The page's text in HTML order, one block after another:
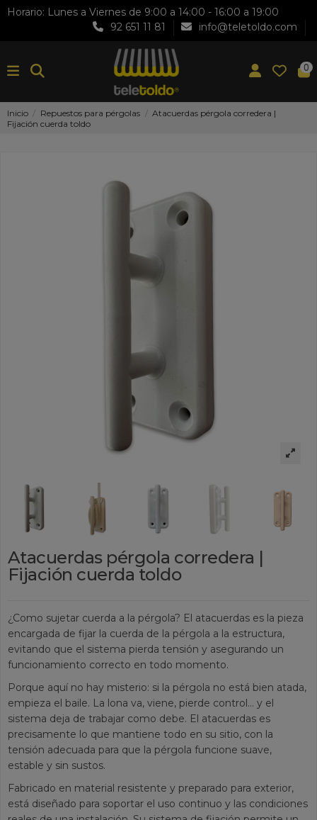
Horario: Lunes a Viernes de 9:00 a 14:00 - 16:00 a 19:00
92 651 11 81
info@teletoldo.com
0
Inicio Repuestos para pérgolas
Atacuerdas pérgola corredera |
Fijación cuerda toldo
Atacuerdas pérgola corredera |
Fijación cuerda toldo
¿Como sujetar cuerda a la pérgola? El atacuerdas es la pieza
encargada de fijar la cuerda de la pérgola a la estructura,
evitando que el sistema pierda tensión y asegurando un
funcionamiento correcto en todo momento.
Porque aquí no hay misterio: si la pérgola no está bien atada,
empieza el baile. La lona va, viene, pierde control… y el
sistema deja de trabajar como debe. El atacuerdas es
precisamente lo que mantiene todo en su sitio, con la
tensión adecuada para que la pérgola funcione suave,
estable y sin sustos.
Fabricado en material resistente y preparado para exterior,
está diseñado para soportar el uso continuo y las condiciones